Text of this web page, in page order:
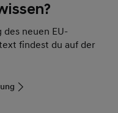
des neuen EU-
findest du auf der